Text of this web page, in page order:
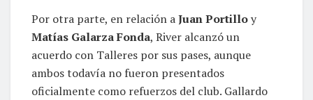
Por otra parte, en relación aJuan Portilloy
Matías Galarza Fonda, River alcanzó un
acuerdo con Talleres por sus pases, aunque
ambos todavía no fueron presentados
oficialmente como refuerzos del club. Gallardo